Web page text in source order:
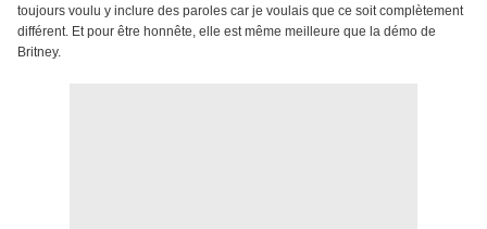
toujours voulu y inclure des paroles car je voulais que ce soit complètement
différent. Et pour être honnête, elle est même meilleure que la démo de
Britney.